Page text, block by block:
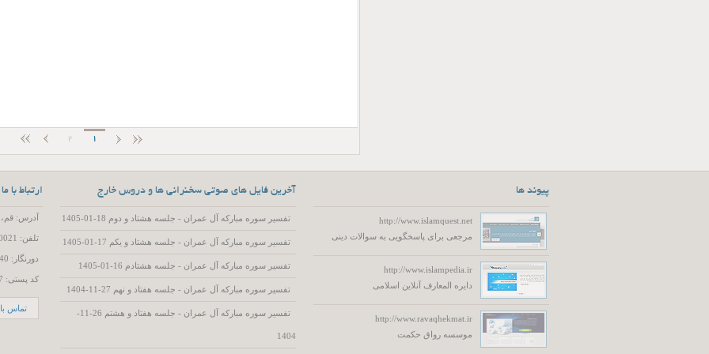
1
2
پیوند ها
http://www.islamquest.net
مرجعی برای پاسخگویی به سوالات دینی
http://www.islampedia.ir
دایره المعارف آنلاین اسلامی
http://www.ravaqhekmat.ir
موسسه رواق حکمت
آخرین فایل های صوتی سخنرانی ها و دروس خارج
تفسیر سوره مبارکه آل عمران - جلسه هشتاد و دوم 18-01-1405
تفسیر سوره مبارکه آل عمران - جلسه هشتاد و یکم 17-01-1405
تفسیر سوره مبارکه آل عمران - جلسه هشتادم 16-01-1405
تفسیر سوره مبارکه آل عمران - جلسه هفتاد و نهم 27-11-1404
تفسیر سوره مبارکه آل عمران - جلسه هفتاد و هشتم 26-11-
1404
ارتباط با ما
آدرس: قم، 55 متری عمار یاسر، کوچه 15،
تلفن: 02537720021
دورنگار: 02537719740
کد پستی: 3714786557
تماس